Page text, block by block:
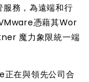
務，為遠端和行
憑藉其Wor
魔力象限統一端
在與領先公司合